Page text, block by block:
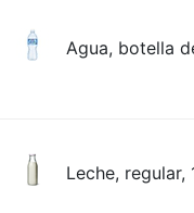
Agua, botella
Leche, regular,